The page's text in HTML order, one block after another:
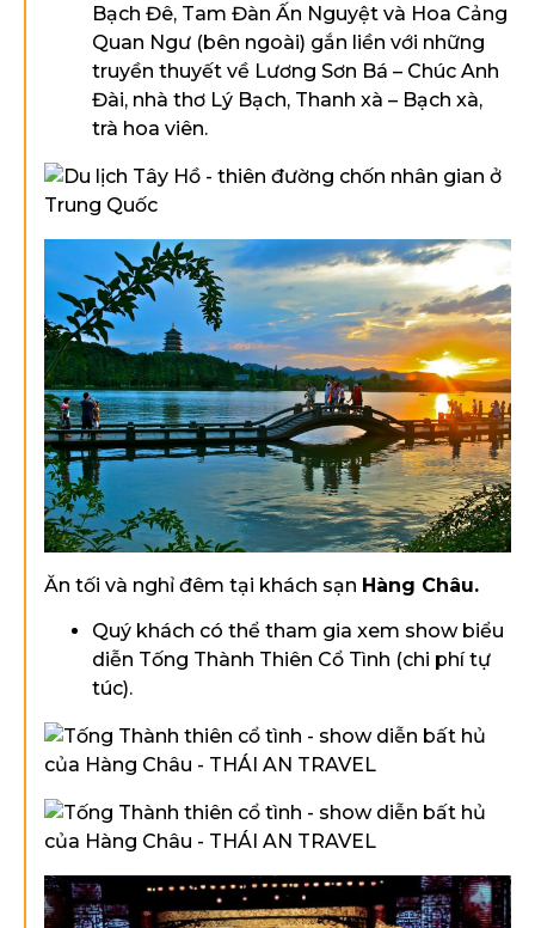
Bạch Đê, Tam Đàn Ấn Nguyệt và Hoa Cảng
Quan Ngư (bên ngoài) gắn liền với những
truyền thuyết về Lương Sơn Bá – Chúc Anh
Đài, nhà thơ Lý Bạch, Thanh xà – Bạch xà,
trà hoa viên.
Ăn tối và nghỉ đêm tại khách sạn Hàng Châu.
Quý khách có thể tham gia xem show biểu
diễn Tống Thành Thiên Cổ Tình (chi phí tự
túc).